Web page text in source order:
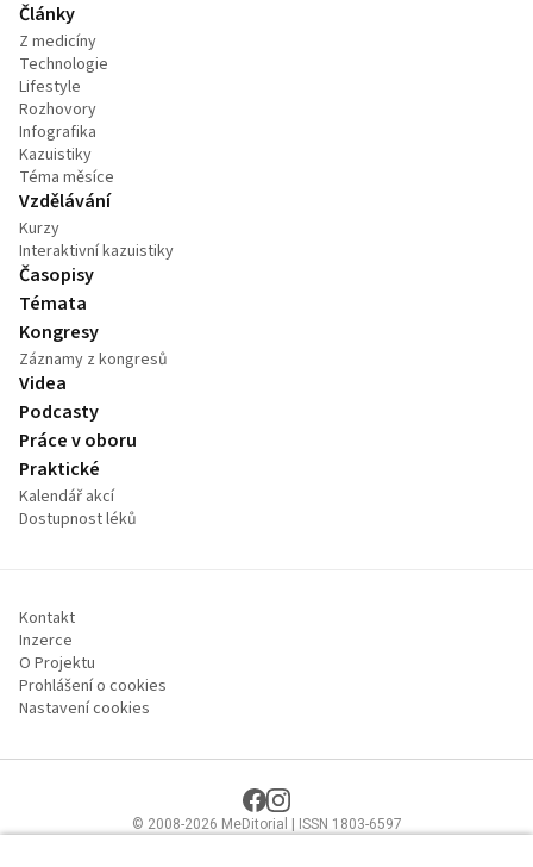
Články
Z medicíny
Technologie
Lifestyle
Rozhovory
Infografika
Kazuistiky
Téma měsíce
Vzdělávání
Kurzy
Interaktivní kazuistiky
Časopisy
Témata
Kongresy
Záznamy z kongresů
Videa
Podcasty
Práce v oboru
Praktické
Kalendář akcí
Dostupnost léků
Kontakt
Inzerce
O Projektu
Prohlášení o cookies
Nastavení cookies
© 2008-2026 MeDitorial | ISSN 1803-6597